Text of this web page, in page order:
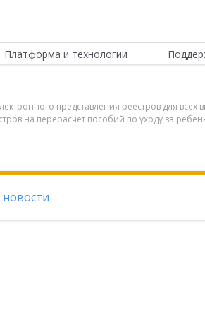
Платформа и технологии
представления реестров для всех
на перерасчет пособий по уходу за